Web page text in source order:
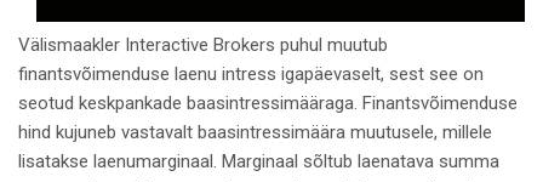
Välismaakler Interactive Brokers puhul muutub
finantsvõimenduse laenu intress igapäevaselt, sest see on
seotud keskpankade baasintressimääraga. Finantsvõimenduse
hind kujuneb vastavalt baasintressimäära muutusele, millele
lisatakse laenumarginaal. Marginaal sõltub laenatava summa